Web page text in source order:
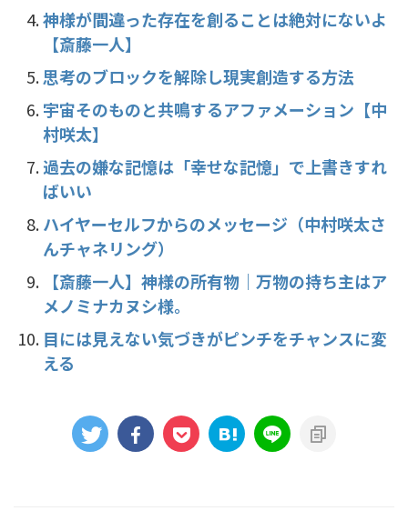
神様が間違った存在を創ることは絶対にないよ
【斎藤一人】
思考のブロックを解除し現実創造する方法
宇宙そのものと共鳴するアファメーション【中
村咲太】
過去の嫌な記憶は「幸せな記憶」で上書きすれ
ばいい
ハイヤーセルフからのメッセージ（中村咲太さ
んチャネリング）
【斎藤一人】神様の所有物｜万物の持ち主はア
メノミナカヌシ様。
目には見えない気づきがピンチをチャンスに変
える